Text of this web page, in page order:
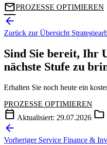
mailPROZESSE OPTIMIEREN
arrow_back
Zurück zur Übersicht
Sind Sie bereit, Ihr
nächste Stufe zu
Erhalten Sie noch heute ein
PROZESSE OPTIMIEREN
calendar_today Aktualisiert: 29.07.2026 folder
arrow_back
Vorheriger Service Finance &